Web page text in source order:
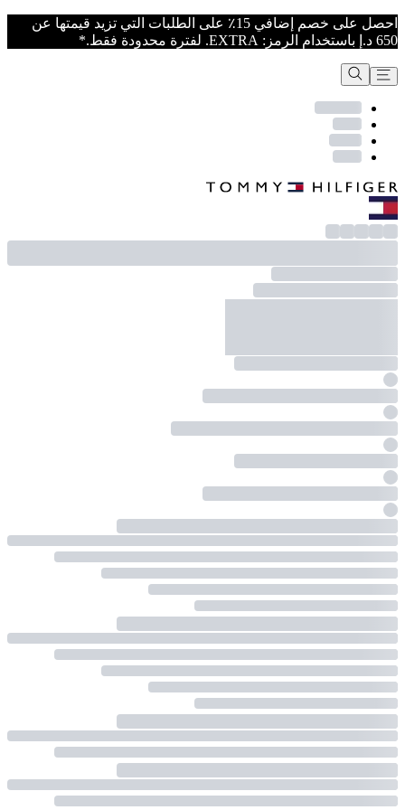
احصل على خصم إضافي 15٪ على الطلبات التي تزيد قيمتها عن
650 د.إ باستخدام الرمز: EXTRA. لفترة محدودة فقط.*